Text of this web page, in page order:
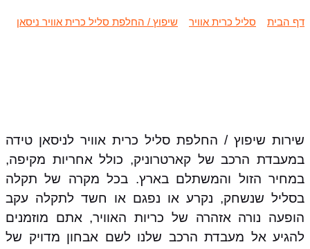
דף הבית סליל כרית אוויר שיפוץ / החלפת סליל כרית אוויר ניסאן
שירות שיפוץ / החלפת סליל כרית אוויר לניסאן טידה
במעבדת הרכב של קארטרוניק, כולל אחריות מקיפה,
במחיר הזול והמשתלם בארץ. בכל מקרה של תקלה
בסליל שנשחק, נקרע או נפגם או חשד לתקלה עקב
הופעה נורה אזהרה של כריות האוויר, אתם מוזמנים
להגיע אל מעבדת הרכב שלנו לשם אבחון מדויק של